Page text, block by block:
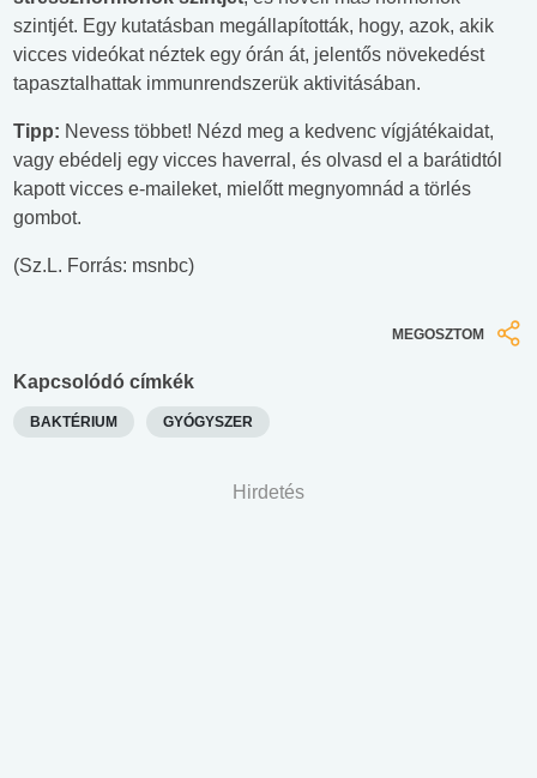
szintjét. Egy kutatásban megállapították, hogy, azok, akik
vicces videókat néztek egy órán át, jelentős növekedést
tapasztalhattak immunrendszerük aktivitásában.
Tipp: Nevess többet! Nézd meg a kedvenc vígjátékaidat,
vagy ebédelj egy vicces haverral, és olvasd el a barátidtól
kapott vicces e-maileket, mielőtt megnyomnád a törlés
gombot.
(Sz.L. Forrás: msnbc)
MEGOSZTOM
Kapcsolódó címkék
BAKTÉRIUM GYÓGYSZER
Hirdetés